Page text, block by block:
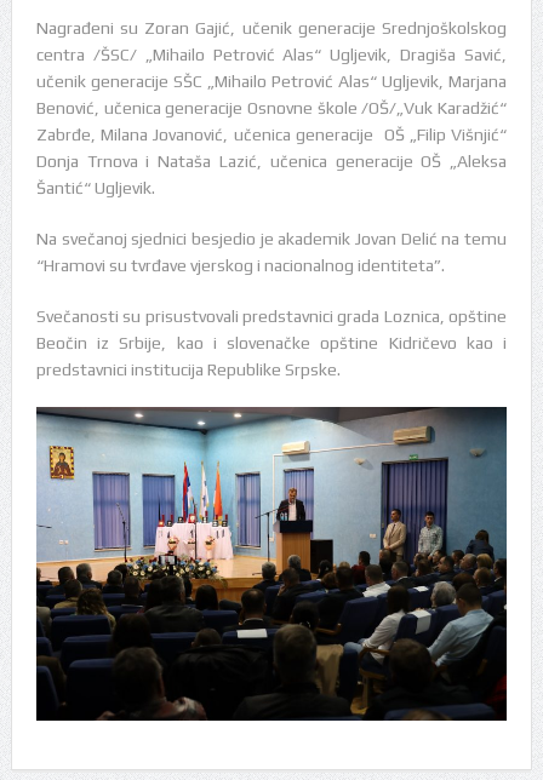
Nagrađeni su Zoran Gajić, učenik generacije Srednjoškolskog
centra /ŠSC/ „Mihailo Petrović Alas“ Ugljevik, Dragiša Savić,
učenik generacije SŠC „Mihailo Petrović Alas“ Ugljevik, Marjana
Benović, učenica generacije Osnovne škole /OŠ/„Vuk Karadžić“
Zabrđe, Milana Jovanović, učenica generacije OŠ „Filip Višnjić“
Donja Trnova i Nataša Lazić, učenica generacije OŠ „Aleksa
Šantić“ Ugljevik.
Na svečanoj sjednici besjedio je akademik Jovan Delić na temu
“Hramovi su tvrđave vjerskog i nacionalnog identiteta”.
Svečanosti su prisustvovali predstavnici grada Loznica, opštine
Beočin iz Srbije, kao i slovenačke opštine Kidričevo kao i
predstavnici institucija Republike Srpske.